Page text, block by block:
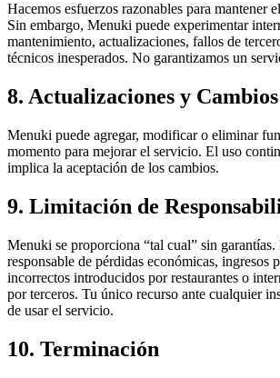
Hacemos esfuerzos razonables para mantener
Sin embargo, Menuki puede experimentar
mantenimiento, actualizaciones, fallos de
técnicos inesperados. No garantizamos un
8. Actualizaciones y Cambios
Menuki puede agregar, modificar o eliminar
momento para mejorar el servicio. El uso
implica la aceptación de los cambios.
9. Limitación de
Menuki se proporciona “tal cual” sin
responsable de pérdidas económicas, ingresos
incorrectos introducidos por restaurantes o
por terceros. Tu único recurso ante cualquier
de usar el servicio.
10. Terminación